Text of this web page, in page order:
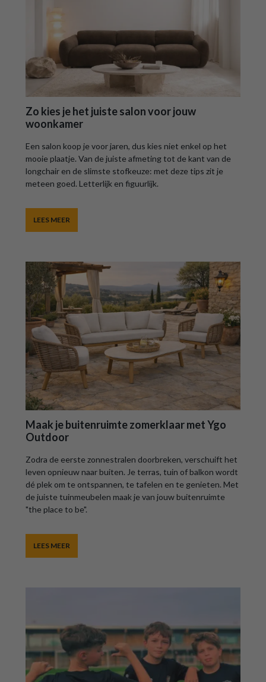
Zo kies je het juiste salon voor jouw
woonkamer
Een salon koop je voor jaren, dus kies niet enkel op het
mooie plaatje. Van de juiste afmeting tot de kant van de
longchair en de slimste stofkeuze: met deze tips zit je
meteen goed. Letterlijk en figuurlijk.
LEES MEER
Maak je buitenruimte zomerklaar met Ygo
Outdoor
Zodra de eerste zonnestralen doorbreken, verschuift het
leven opnieuw naar buiten. Je terras, tuin of balkon wordt
dé plek om te ontspannen, te tafelen en te genieten. Met
de juiste tuinmeubelen maak je van jouw buitenruimte
"the place to be".
LEES MEER